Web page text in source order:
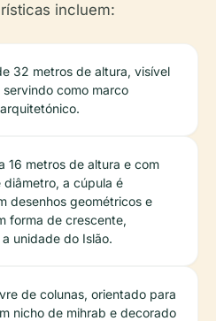
incluem:
32 metros de altura, visível
como marco
16 metros de altura e com
a cúpula é
desenhos geométricos e
forma de crescente,
unidade do Islão.
de colunas, orientado para
nicho de mihrab e decorado